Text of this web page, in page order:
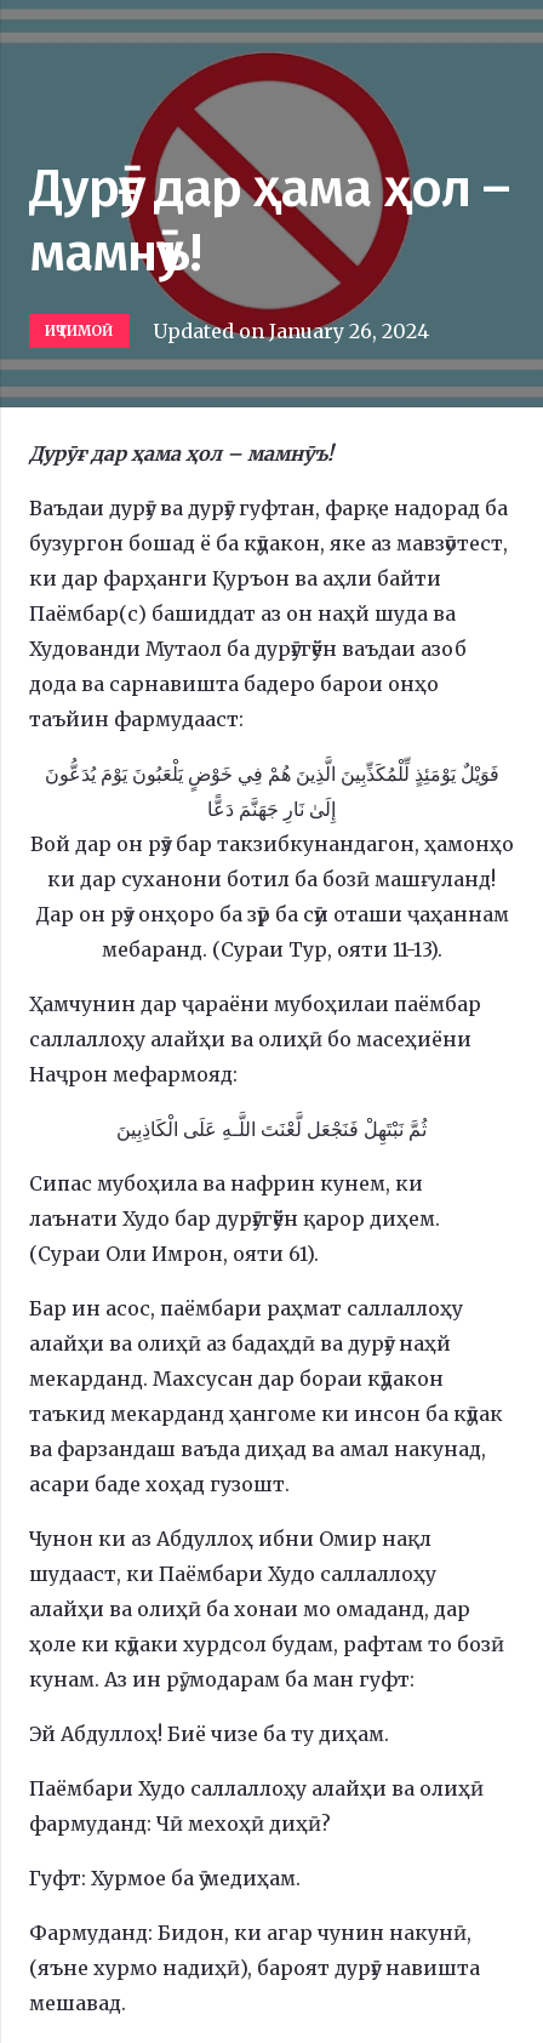
Дурӯғ дар ҳама ҳол –
мамнӯъ!
ИҶТИМОӢ Updated onJanuary 26, 2024
Дурӯғ дар ҳама ҳол – мамнӯъ!
Ваъдаи дурӯғ ва дурӯғ гуфтан, фарқе надорад ба
бузургон бошад ё ба кӯдакон, яке аз мавзӯотест,
ки дар фарҳанги Қуръон ва аҳли байти
Паёмбар(с) башиддат аз он наҳй шуда ва
Худованди Мутаол ба дурӯғгӯён ваъдаи азоб
дода ва сарнавишта бадеро барои онҳо
таъйин фармудааст:
فَوَيْلٌ يَوْمَئِذٍ لِّلْمُكَذِّبِينَ الَّذِينَ هُمْ فِي خَوْضٍ يَلْعَبُونَ يَوْمَ يُدَعُّونَ
إِلَىٰ نَارِ جَهَنَّمَ دَعًّا
Вой дар он рӯз бар такзибкунандагон, ҳамонҳо
ки дар суханони ботил ба бозӣ машғуланд!
Дар он рӯз онҳоро ба зӯр ба сӯи оташи ҷаҳаннам
мебаранд. (Сураи Тур, ояти 11-13).
Ҳамчунин дар ҷараёни мубоҳилаи паёмбар
саллаллоҳу алайҳи ва олиҳӣ бо масеҳиёни
Наҷрон мефармояд:
ثُمَّ نَبْتَهِلْ فَنَجْعَل لَّعْنَتَ اللَّـهِ عَلَى الْكَاذِبِينَ
Сипас мубоҳила ва нафрин кунем, ки
лаънати Худо бар дурӯғгӯён қарор диҳем.
(Сураи Оли Имрон, ояти 61).
Бар ин асос, паёмбари раҳмат саллаллоҳу
алайҳи ва олиҳӣ аз бадаҳдӣ ва дурӯғ наҳй
мекарданд. Махсусан дар бораи кӯдакон
таъкид мекарданд ҳангоме ки инсон ба кӯдак
ва фарзандаш ваъда диҳад ва амал накунад,
асари баде хоҳад гузошт.
Чунон ки аз Абдуллоҳ ибни Омир нақл
шудааст, ки Паёмбари Худо саллаллоҳу
алайҳи ва олиҳӣ ба хонаи мо омаданд, дар
ҳоле ки кӯдаки хурдсол будам, рафтам то бозӣ
кунам. Аз ин рӯ, модарам ба ман гуфт:
Эй Абдуллоҳ! Биё чизе ба ту диҳам.
Паёмбари Худо саллаллоҳу алайҳи ва олиҳӣ
фармуданд: Чӣ мехоҳӣ диҳӣ?
Гуфт: Хурмое ба ӯ медиҳам.
Фармуданд: Бидон, ки агар чунин накунӣ,
(яъне хурмо надиҳӣ), бароят дурӯғ навишта
мешавад.